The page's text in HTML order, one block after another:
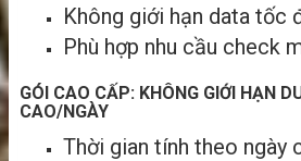
Không giới hạn data tốc
Phù hợp nhu cầu check
GÓI CAO CẤP: KHÔNG GIỚI HẠN
CAO/NGÀY
Thời gian tính theo ngày